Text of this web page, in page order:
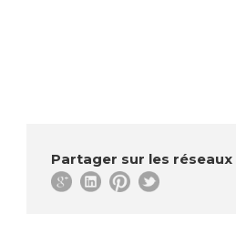
Partager sur les réseaux